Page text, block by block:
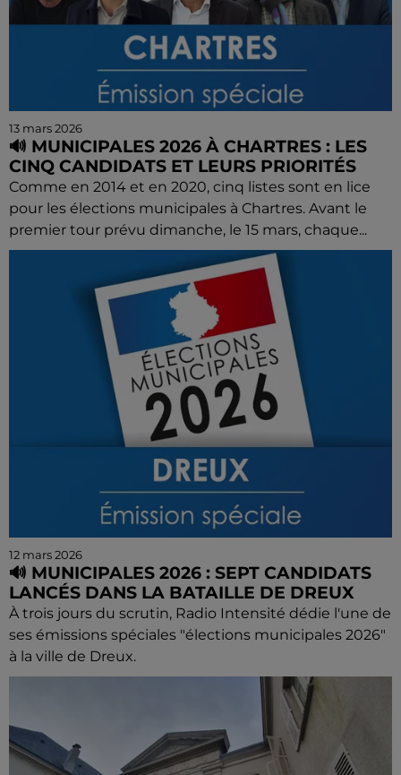
13 mars 2026
🔊 MUNICIPALES 2026 À CHARTRES : LES
CINQ CANDIDATS ET LEURS PRIORITÉS
Comme en 2014 et en 2020, cinq listes sont en lice
pour les élections municipales à Chartres. Avant le
premier tour prévu dimanche, le 15 mars, chaque...
12 mars 2026
🔊 MUNICIPALES 2026 : SEPT CANDIDATS
LANCÉS DANS LA BATAILLE DE DREUX
À trois jours du scrutin, Radio Intensité dédie l'une de
ses émissions spéciales "élections municipales 2026"
à la ville de Dreux.